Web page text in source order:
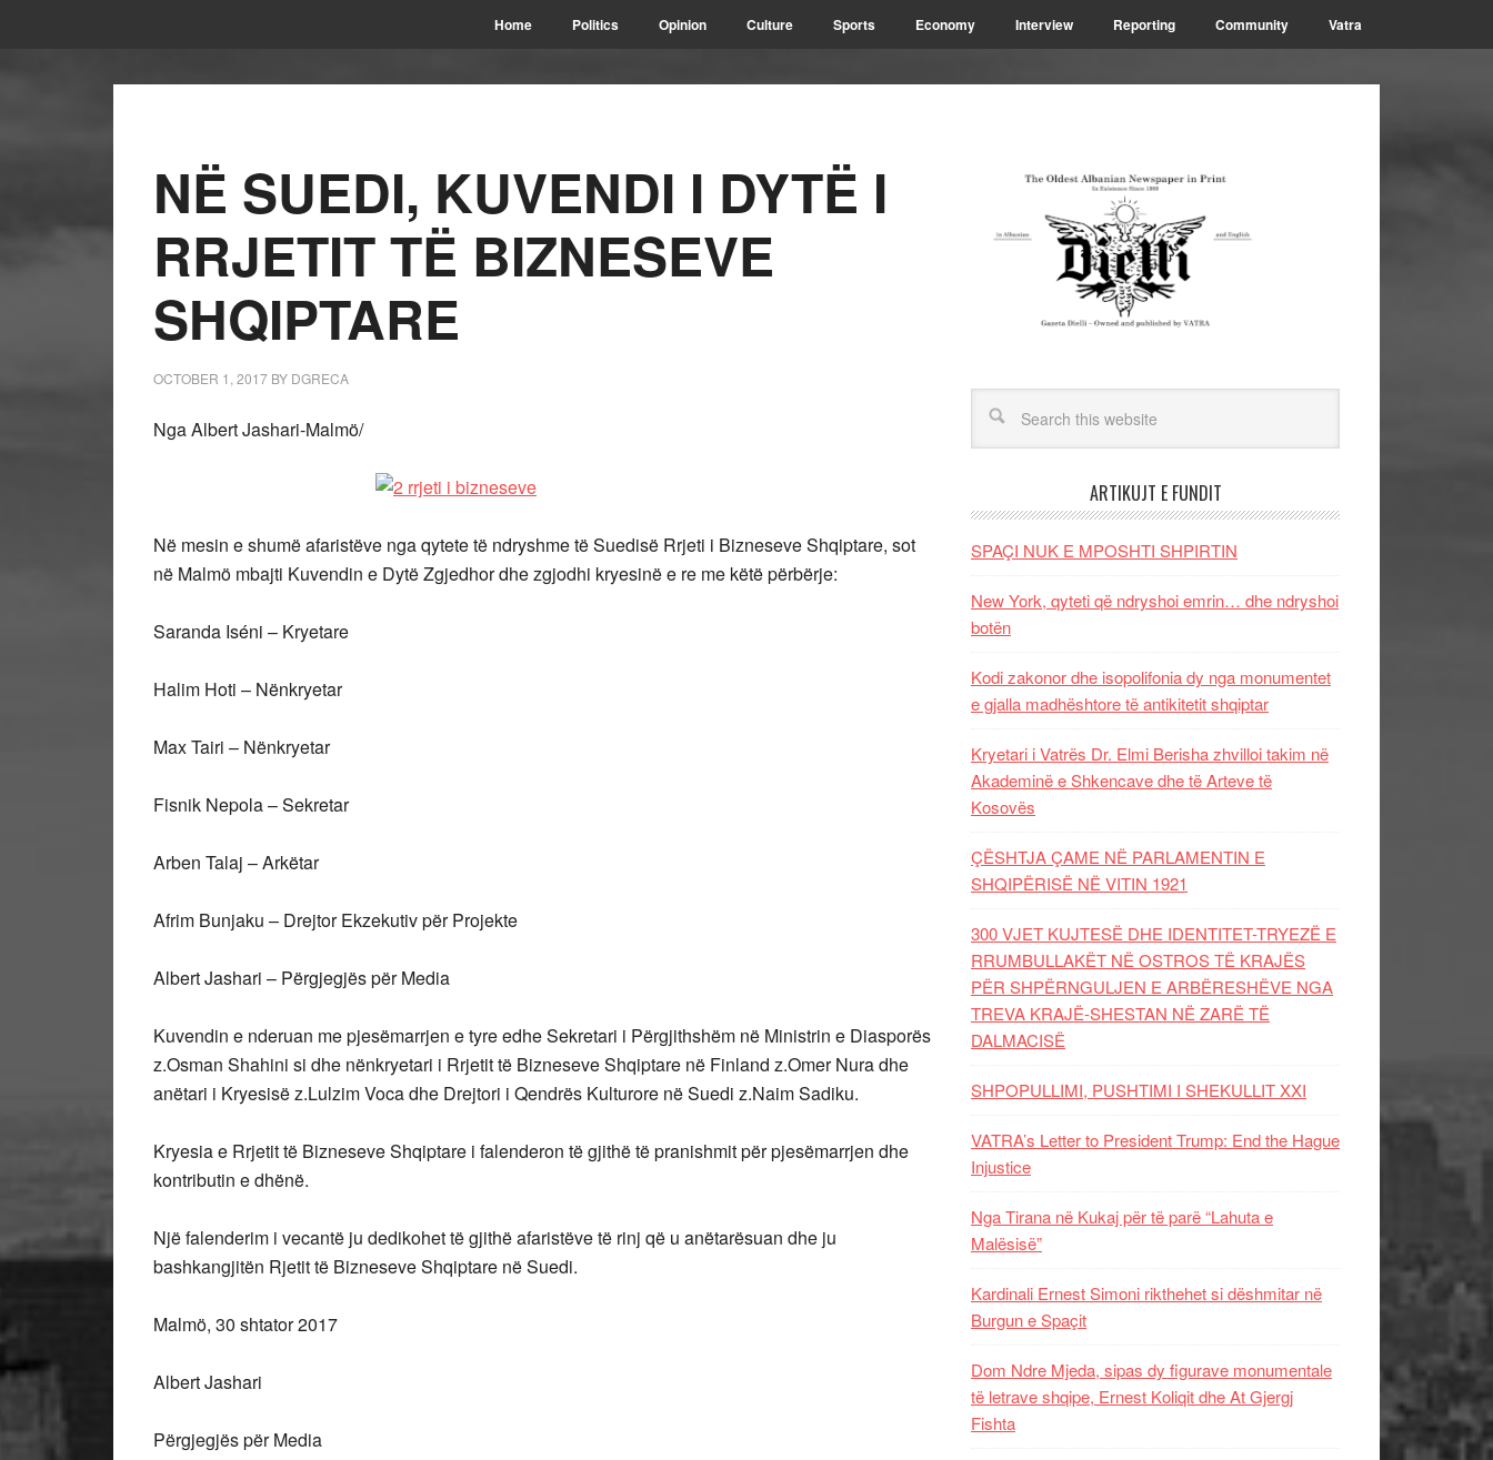
Home Politics Opinion Culture Sports Economy Interview Reporting Community Vatra
NË SUEDI, KUVENDI I DYTË I
RRJETIT TË BIZNESEVE
SHQIPTARE
OCTOBER 1, 2017 BY DGRECA
Nga Albert Jashari-Malmö/
Në mesin e shumë afaristëve nga qytete të ndryshme të Suedisë Rrjeti i Bizneseve Shqiptare, sot
në Malmö mbajti Kuvendin e Dytë Zgjedhor dhe zgjodhi kryesinë e re me këtë përbërje:
Saranda Iséni – Kryetare
Halim Hoti – Nënkryetar
Max Tairi – Nënkryetar
Fisnik Nepola – Sekretar
Arben Talaj – Arkëtar
Afrim Bunjaku – Drejtor Ekzekutiv për Projekte
Albert Jashari – Përgjegjës për Media
Kuvendin e nderuan me pjesëmarrjen e tyre edhe Sekretari i Përgjithshëm në Ministrin e Diasporës
z.Osman Shahini si dhe nënkryetari i Rrjetit të Bizneseve Shqiptare në Finland z.Omer Nura dhe
anëtari i Kryesisë z.Lulzim Voca dhe Drejtori i Qendrës Kulturore në Suedi z.Naim Sadiku.
Kryesia e Rrjetit të Bizneseve Shqiptare i falenderon të gjithë të pranishmit për pjesëmarrjen dhe
kontributin e dhënë.
Një falenderim i vecantë ju dedikohet të gjithë afaristëve të rinj që u anëtarësuan dhe ju
bashkangjitën Rjetit të Bizneseve Shqiptare në Suedi.
Malmö, 30 shtator 2017
Albert Jashari
Përgjegjës për Media
ARTIKUJT E FUNDIT
SPAÇI NUK E MPOSHTI SHPIRTIN
New York, qyteti që ndryshoi emrin… dhe ndryshoi
botën
Kodi zakonor dhe isopolifonia dy nga monumentet
e gjalla madhështore të antikitetit shqiptar
Kryetari i Vatrës Dr. Elmi Berisha zhvilloi takim në
Akademinë e Shkencave dhe të Arteve të
Kosovës
ÇËSHTJA ÇAME NË PARLAMENTIN E
SHQIPËRISË NË VITIN 1921
300 VJET KUJTESË DHE IDENTITET-TRYEZË E
RRUMBULLAKËT NË OSTROS TË KRAJËS
PËR SHPËRNGULJEN E ARBËRESHËVE NGA
TREVA KRAJË-SHESTAN NË ZARË TË
DALMACISË
SHPOPULLIMI, PUSHTIMI I SHEKULLIT XXI
VATRA’s Letter to President Trump: End the Hague
Injustice
Nga Tirana në Kukaj për të parë “Lahuta e
Malësisë”
Kardinali Ernest Simoni rikthehet si dëshmitar në
Burgun e Spaçit
Dom Ndre Mjeda, sipas dy figurave monumentale
të letrave shqipe, Ernest Koliqit dhe At Gjergj
Fishta